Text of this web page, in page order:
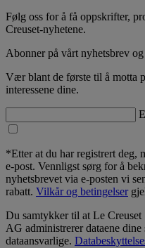
Følg oss for å få oppskrifter,
Creuset-nyhetene.
Abonner på vårt nyhetsbrev
Vær blant de første til å motta
interessene dine.
*Etter at du har registrert deg,
e-post. Vennligst sørg for å
nyhetsbrevet via e-posten vi
rabatt. Vilkår og betingelser
Du samtykker til at Le
AG administrerer dataene dine
dataansvarlige.